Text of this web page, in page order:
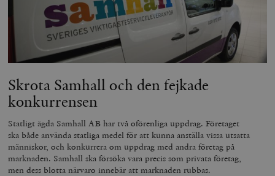
Skrota Samhall och den fejkade
konkurrensen
Statligt ägda Samhall AB har två oförenliga uppdrag. Företaget
ska både använda statliga medel för att kunna anställa vissa utsatta
människor, och konkurrera om uppdrag med andra företag på
marknaden. Samhall ska försöka vara precis som privata företag,
men dess blotta närvaro innebär att marknaden rubbas.